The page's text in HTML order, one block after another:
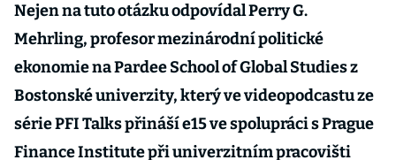
Nejen na tuto otázku odpovídal Perry G.
Mehrling, profesor mezinárodní politické
ekonomie na Pardee School of Global Studies z
Bostonské univerzity, který ve videopodcastu ze
série PFI Talks přináší e15 ve spolupráci s Prague
Finance Institute při univerzitním pracovišti